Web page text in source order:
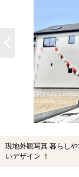
現地外観写真 暮らし
いデザイン ！